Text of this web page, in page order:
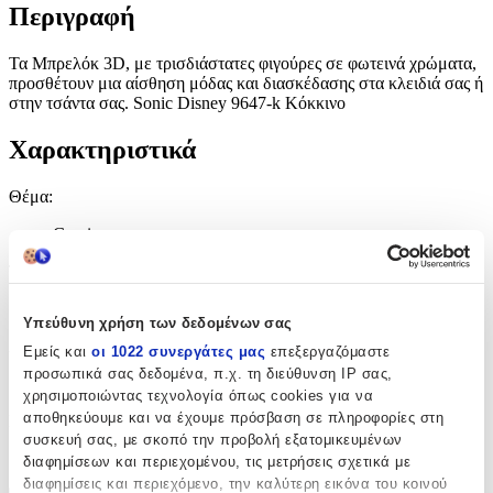
Υπεύθυνη χρήση των δεδομένων σας
Εμείς και οι 1022 συνεργάτες μας επεξεργαζόμαστε
προσωπικά σας δεδομένα, π.χ. τη διεύθυνση IP σας,
χρησιμοποιώντας τεχνολογία όπως cookies για να
αποθηκεύουμε και να έχουμε πρόσβαση σε πληροφορίες στη
συσκευή σας, με σκοπό την προβολή εξατομικευμένων
διαφημίσεων και περιεχομένου, τις μετρήσεις σχετικά με
διαφημίσεις και περιεχόμενο, την καλύτερη εικόνα του κοινού
Περιγραφή
Τα Μπρελόκ 3D, με τρισδιάστατες φιγούρες σε φωτεινά χρώματα,
προσθέτουν μια αίσθηση μόδας και διασκέδασης στα κλειδιά σας ή
στην τσάντα σας. Sonic Disney 9647-k Κόκκινο
Χαρακτηριστικά
Θέμα:
Gaming
Τύπος
Χρώμα :
Κόκκινο
Κατασκευαστής:
OEM